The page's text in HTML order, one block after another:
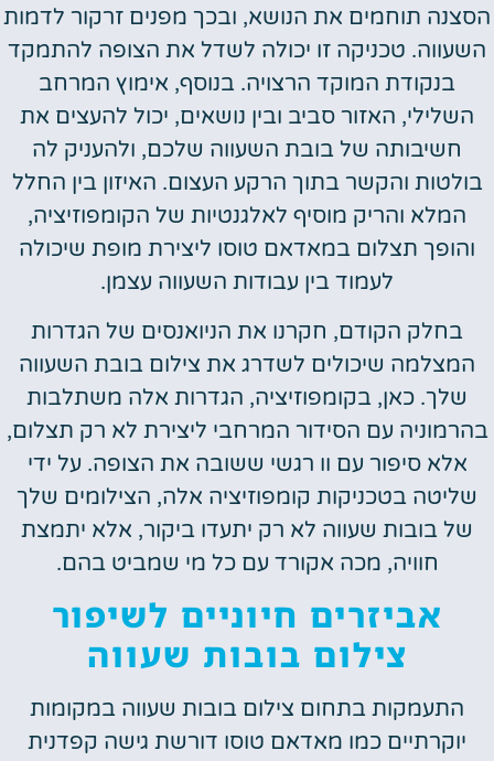
הסצנה תוחמים את הנושא, ובכך מפנים זרקור לדמות
השעווה. טכניקה זו יכולה לשדל את הצופה להתמקד
בנקודת המוקד הרצויה. בנוסף, אימוץ המרחב
השלילי, האזור סביב ובין נושאים, יכול להעצים את
חשיבותה של בובת השעווה שלכם, ולהעניק לה
בולטות והקשר בתוך הרקע העצום. האיזון בין החלל
המלא והריק מוסיף לאלגנטיות של הקומפוזיציה,
והופך תצלום במאדאם טוסו ליצירת מופת שיכולה
לעמוד בין עבודות השעווה עצמן.
בחלק הקודם, חקרנו את הניואנסים של הגדרות
המצלמה שיכולים לשדרג את צילום בובת השעווה
שלך. כאן, בקומפוזיציה, הגדרות אלה משתלבות
בהרמוניה עם הסידור המרחבי ליצירת לא רק תצלום,
אלא סיפור עם וו רגשי ששובה את הצופה. על ידי
שליטה בטכניקות קומפוזיציה אלה, הצילומים שלך
של בובות שעווה לא רק יתעדו ביקור, אלא יתמצת
חוויה, מכה אקורד עם כל מי שמביט בהם.
אביזרים חיוניים לשיפור
צילום בובות שעווה
התעמקות בתחום צילום בובות שעווה במקומות
יוקרתיים כמו מאדאם טוסו דורשת גישה קפדנית